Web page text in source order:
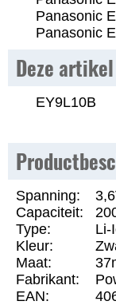
Panasonic
Panasonic
Deze
EY9L10B
Spanning:
Capaciteit:
Type:
Li-
Kleur:
Maat:
Fabrikant:
EAN: